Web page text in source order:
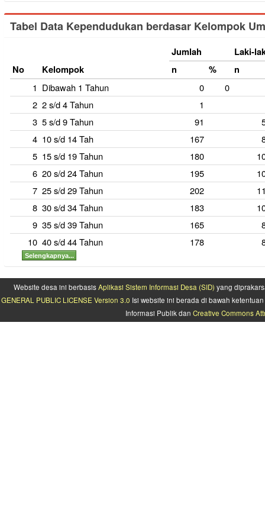
Tabel Data Kependudukan berdasar Kelompok
No Kelompok
Jumlah
Laki-
n
%
n
1 Dibawah 1 Tahun 0
0
2 2 s/d 4 Tahun
1
3 5 s/d 9 Tahun 91
4 10 s/d 14 Tah 167
5 15 s/d 19 Tahun 180
6 20 s/d 24 Tahun 195
7 25 s/d 29 Tahun 202
8 30 s/d 34 Tahun 183
9 35 s/d 39 Tahun 165
10 40 s/d 44 Tahun 178
Selengkapnya...
Website desa ini berbasisAplikasi Sistem Informasi Desa (SID) yang
GENERAL PUBLIC LICENSE Version 3.0 Isi website ini berada di bawah
Informasi Publik dan Creative Commons